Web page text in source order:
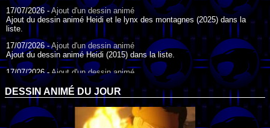
17/07/2026 -Ajout d'un dessin animé
Ajout du dessin animé Heidi et le lynx des montagnes (2025) dans la
liste.
17/07/2026 -Ajout d'un dessin animé
Ajout du dessin animé Heidi (2015) dans la liste.
17/07/2026 - Ajout d'un dessin animé
Ajout du dessin animé Heidi (1995) dans la liste.
09/07/2026 -Ajout d'un dessin animé
Ajout du dessin animé Genki l'Aventurier de la Chance (2006) dans la
liste.
DESSIN ANIMÉ DU JOUR